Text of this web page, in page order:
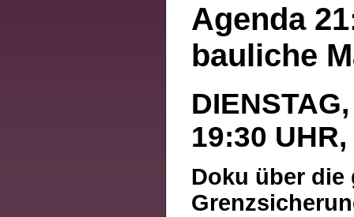
Agenda
bauliche
19:30
Doku über die